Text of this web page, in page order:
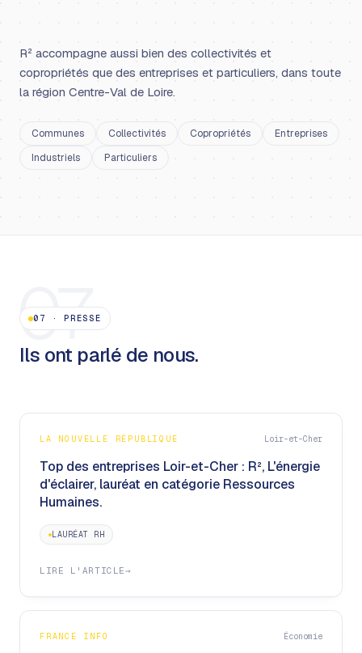
R² accompagne aussi bien des collectivités et
copropriétés que des entreprises et particuliers, dans toute
la région Centre-Val de Loire.
Communes Collectivités Copropriétés
Entreprises
Industriels
Particuliers
07
07 ·PRESSE
Ils ont parlé de nous.
LA NOUVELLE RÉPUBLIQUE Loir-et-Cher
Top des entreprises Loir-et-Cher : R², L'énergie
d'éclairer, lauréat en catégorie Ressources
Humaines.
LAURÉAT RH
LIRE L'ARTICLE→
FRANCE INFO Économie